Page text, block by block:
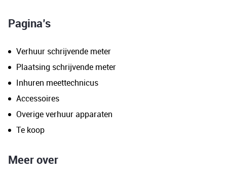
Pagina’s
Verhuur schrijvende meter
Plaatsing schrijvende meter
Inhuren meettechnicus
Accessoires
Overige verhuur apparaten
Te koop
Meer over